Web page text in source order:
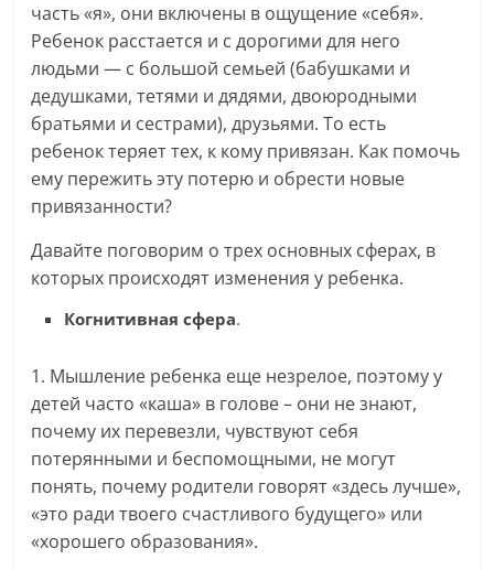
часть «я», они включены в ощущение «себя».
Ребенок расстается и с дорогими для него
людьми — с большой семьей (бабушками и
дедушками, тетями и дядями, двоюродными
братьями и сестрами), друзьями. То есть
ребенок теряет тех, к кому привязан. Как помочь
ему пережить эту потерю и обрести новые
привязанности?
Давайте поговорим о трех основных сферах, в
которых происходят изменения у ребенка.
Когнитивная сфера.
1. Мышление ребенка еще незрелое, поэтому у
детей часто «каша» в голове – они не знают,
почему их перевезли, чувствуют себя
потерянными и беспомощными, не могут
понять, почему родители говорят «здесь лучше»,
«это ради твоего счастливого будущего» или
«хорошего образования».